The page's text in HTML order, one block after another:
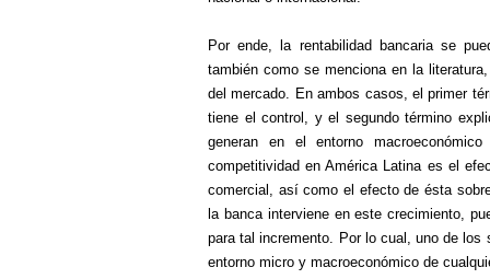
Por ende, la rentabilidad bancaria se
también como se menciona en la
del mercado. En ambos casos, el primer
tiene el control, y el segundo término
generan en el entorno
competitividad en América Latina es el
comercial, así como el efecto de ésta
la banca interviene en este crecimiento,
para tal incremento. Por lo cual, uno de los
entorno micro y macroeconómico de